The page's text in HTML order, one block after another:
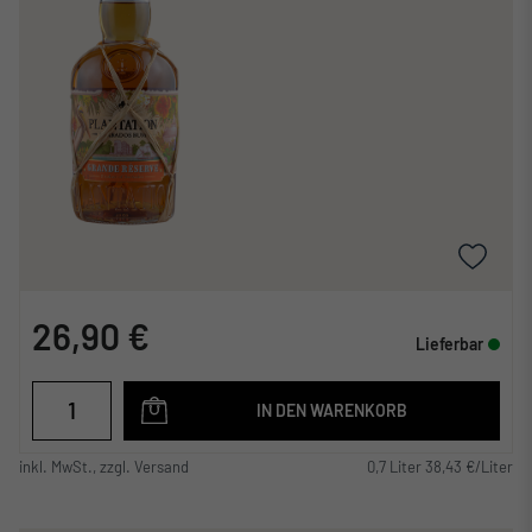
26,90 € Lieferbar
IN DEN WARENKORB
inkl. MwSt., zzgl. Versand 0,7 Liter 38,43 €/Liter